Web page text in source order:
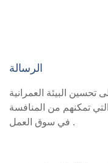
الرسالة
البيئة العمرانية
تمكنهم من المنافسة
في سوق العمل .